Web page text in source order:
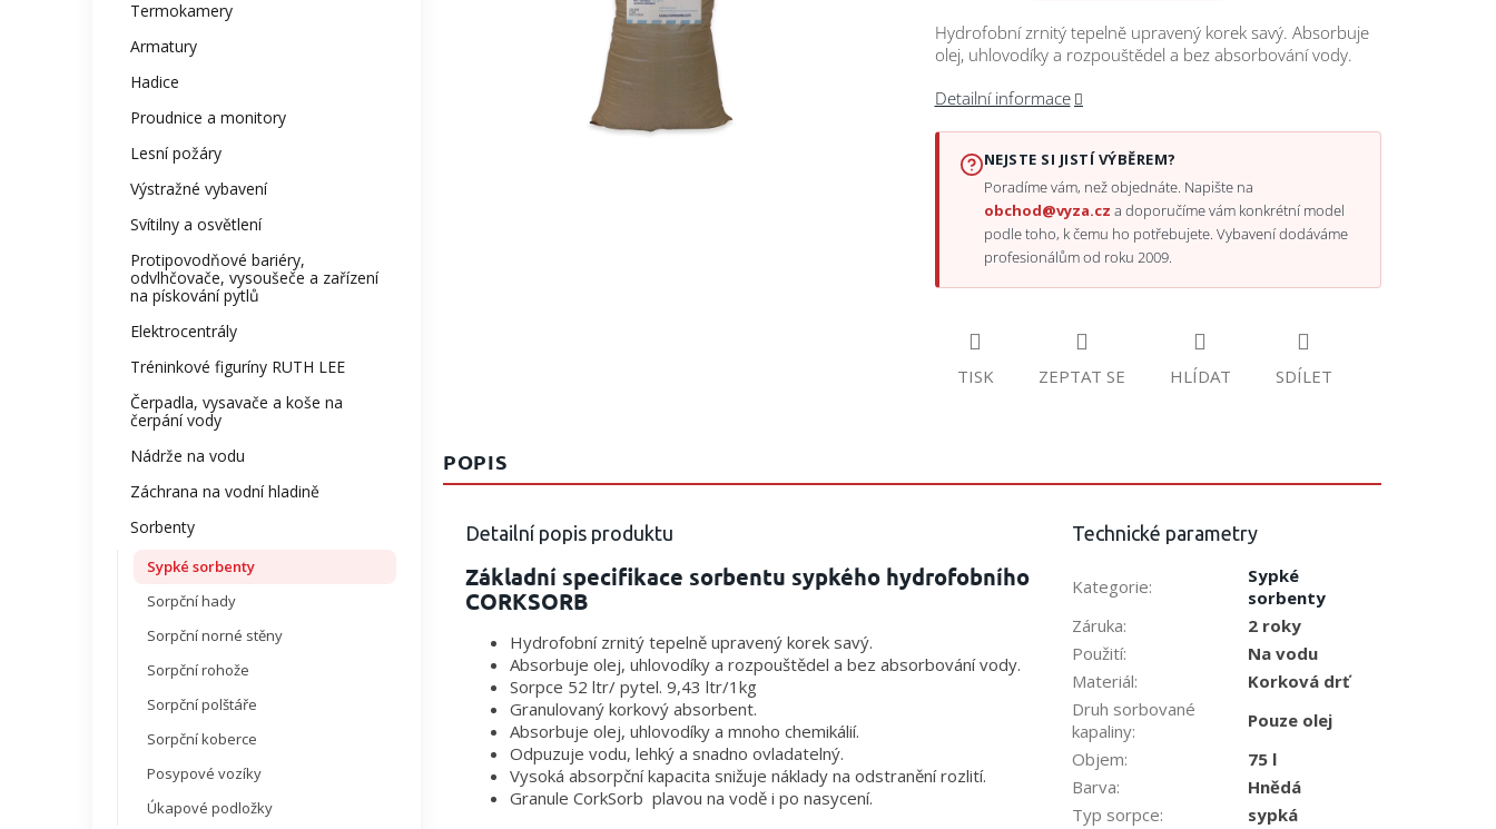
Termokamery
Armatury
Hadice
Proudnice a monitory
Lesní požáry
Výstražné vybavení
Svítilny a osvětlení
Protipovodňové bariéry,
odvlhčovače, vysoušeče a zařízení
na pískování pytlů
Elektrocentrály
Tréninkové figuríny RUTH LEE
Čerpadla, vysavače a koše na
čerpání vody
Nádrže na vodu
Záchrana na vodní hladině
Sorbenty
Sypké sorbenty
Sorpční hady
Sorpční norné stěny
Sorpční rohože
Sorpční polštáře
Sorpční koberce
Posypové vozíky
Úkapové podložky
Hydrofobní zrnitý tepelně upravený korek savý. Absorbuje
olej, uhlovodíky a rozpouštědel a bez absorbování vody.
Detailní informace
NEJSTE SI JISTÍ VÝBĚREM?
Poradíme vám, než objednáte. Napište na
obchod@vyza.cz a doporučíme vám konkrétní model
podle toho, k čemu ho potřebujete. Vybavení dodáváme
profesionálům od roku 2009.
TISK ZEPTAT SE HLÍDAT SDÍLET
POPIS
Detailní popis produktu
Základní specifikace sorbentu sypkého hydrofobního
CORKSORB
Hydrofobní zrnitý tepelně upravený korek savý.
Absorbuje olej, uhlovodíky a rozpouštědel a bez absorbování vody.
Sorpce 52 ltr/ pytel. 9,43 ltr/1kg
Granulovaný korkový absorbent.
Absorbuje olej, uhlovodíky a mnoho chemikálií.
Odpuzuje vodu, lehký a snadno ovladatelný.
Vysoká absorpční kapacita snižuje náklady na odstranění rozlití.
Granule CorkSorb plavou na vodě i po nasycení.
Technické parametry
Kategorie:
Sypké
sorbenty
Záruka:
2 roky
Použití:
Na vodu
Materiál:
Korková drť
Druh sorbované
kapaliny:
Pouze olej
Objem:
75 l
Barva:
Hnědá
Typ sorpce:
sypká